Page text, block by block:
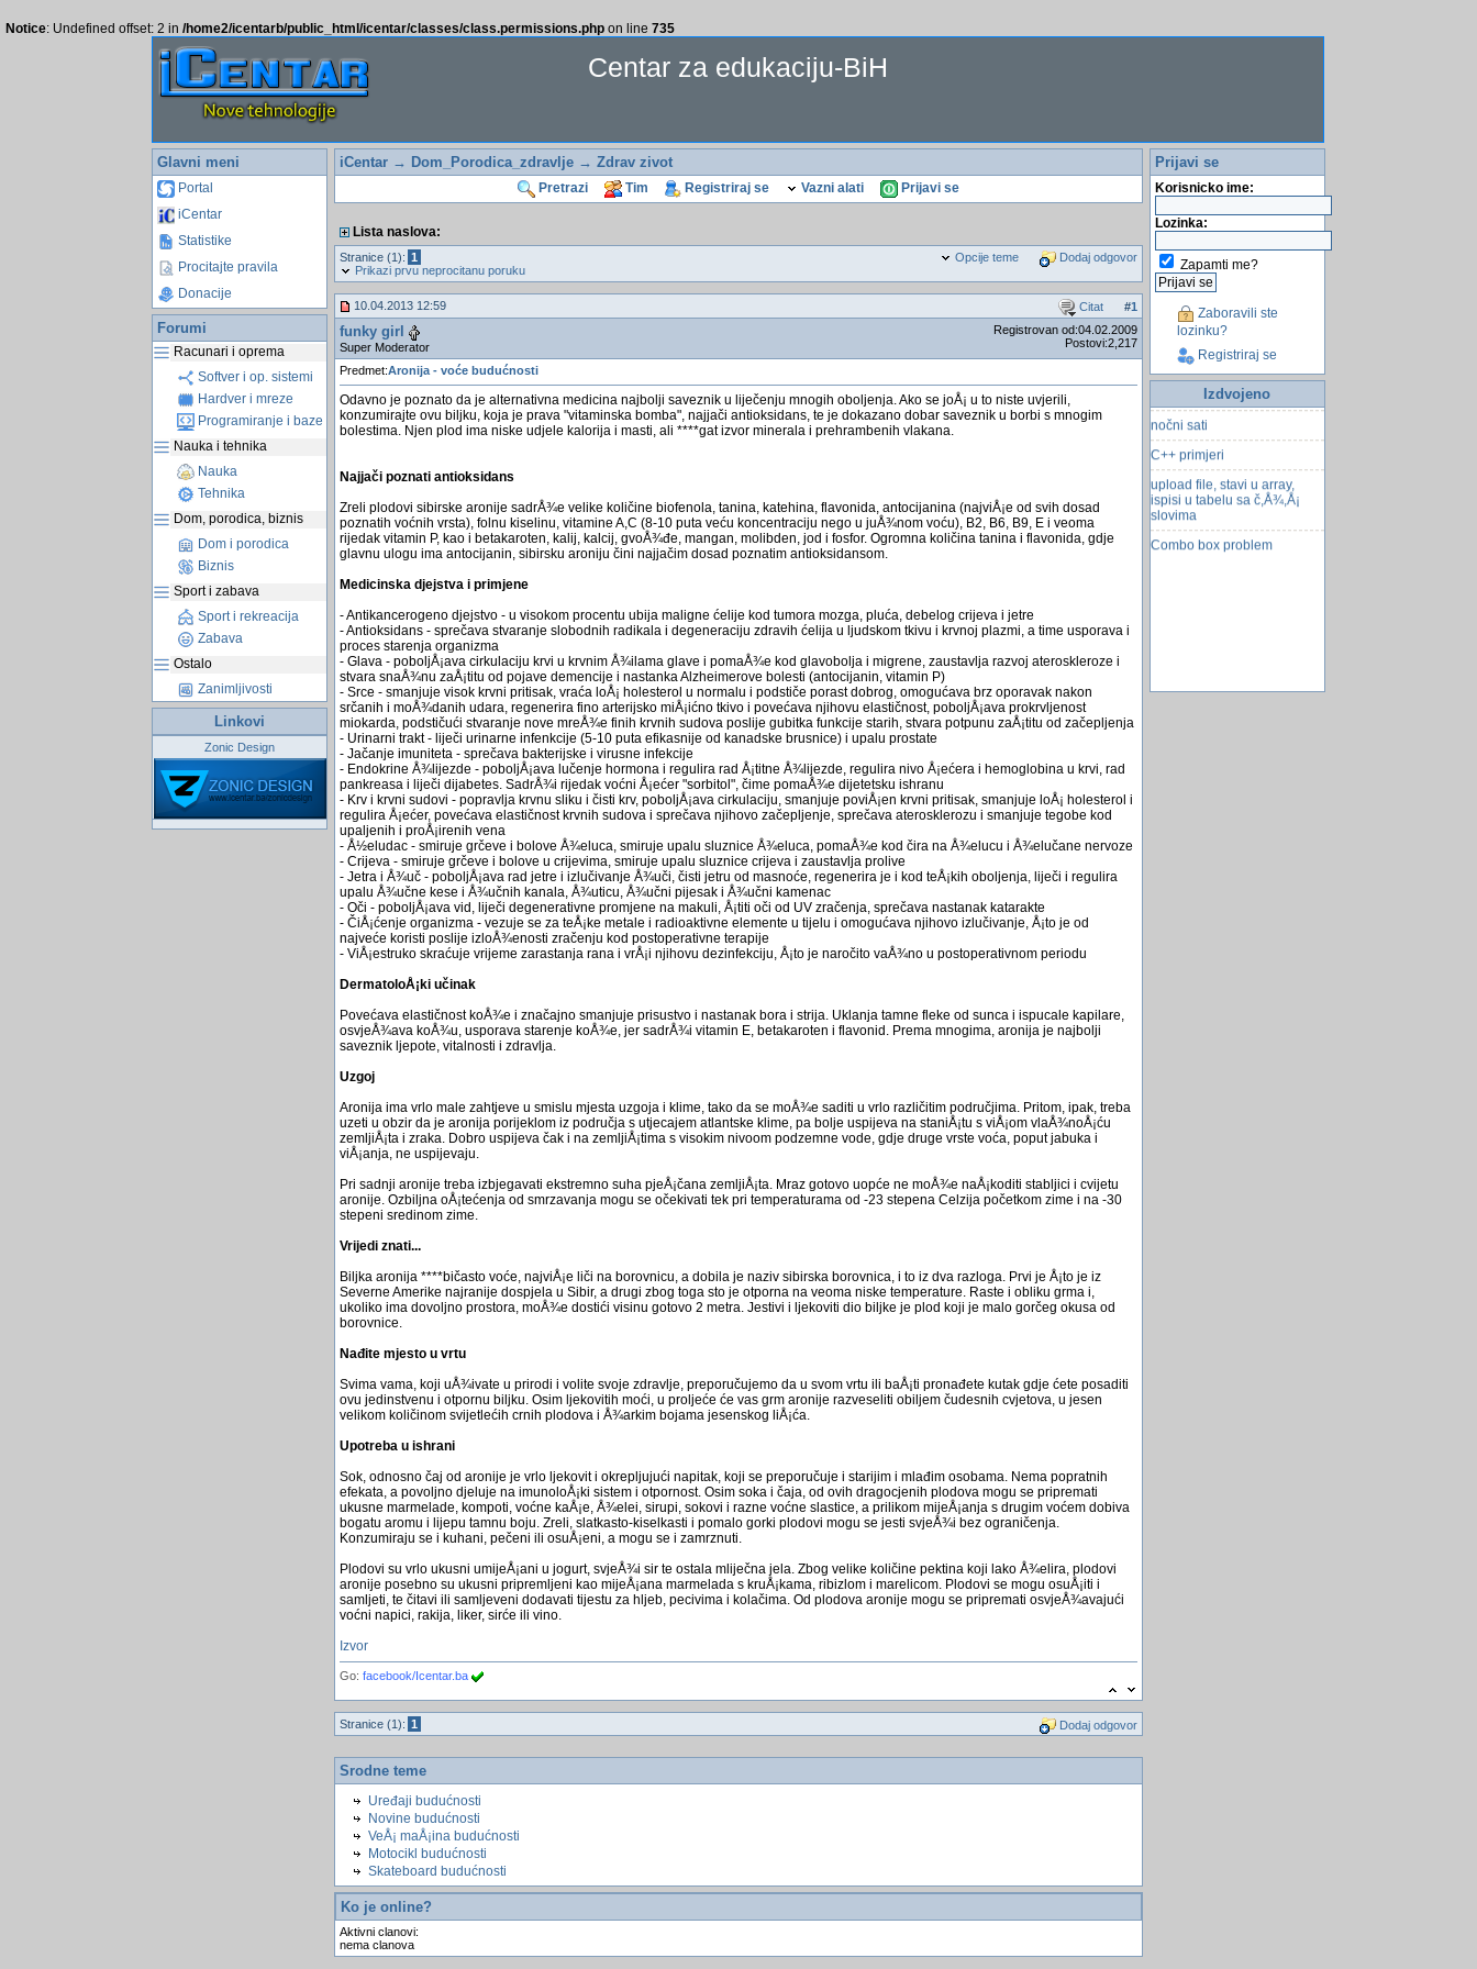
Notice: Undefined offset: 2 in /home2/icentarb/public_html/icentar/classes/class.permissions.php on line 735
Centar za edukaciju-BiH
Glavni meni
Portal
iCentar
Statistike
Procitajte pravila
Donacije
Forumi
Racunari i oprema
Softver i op. sistemi
Hardver i mreze
Programiranje i baze
Nauka i tehnika
Nauka
Tehnika
Dom, porodica, biznis
Dom i porodica
Biznis
Sport i zabava
Sport i rekreacija
Zabava
Ostalo
Zanimljivosti
Linkovi
Zonic Design
iCentar→ Dom_Porodica_zdravlje→ Zdrav zivot
Pretrazi Tim Registriraj se Vazni alati Prijavi se
Lista naslova:
Opcije teme Dodaj odgovor
Stranice (1): 1
Prikazi prvu neprocitanu poruku
Citat #1
10.04.2013 12:59
funky girl
Super Moderator
Registrovan od:04.02.2009
Postovi:2,217
Predmet:Aronija - voće budućnosti
Odavno je poznato da je alternativna medicina najbolji saveznik u liječenju mnogih oboljenja. Ako se joÅ¡ u to niste uvjerili,
konzumirajte ovu biljku, koja je prava "vitaminska bomba", najjači antioksidans, te je dokazano dobar saveznik u borbi s mnogim
bolestima. Njen plod ima niske udjele kalorija i masti, ali ****gat izvor minerala i prehrambenih vlakana.
Najjači poznati antioksidans
Zreli plodovi sibirske aronije sadrÅ¾e velike količine biofenola, tanina, katehina, flavonida, antocijanina (najviÅ¡e od svih dosad
poznatih voćnih vrsta), folnu kiselinu, vitamine A,C (8-10 puta veću koncentraciju nego u juÅ¾nom voću), B2, B6, B9, E i veoma
rijedak vitamin P, kao i betakaroten, kalij, kalcij, gvoÅ¾đe, mangan, molibden, jod i fosfor. Ogromna količina tanina i flavonida, gdje
glavnu ulogu ima antocijanin, sibirsku aroniju čini najjačim dosad poznatim antioksidansom.
Medicinska djejstva i primjene
- Antikancerogeno djejstvo - u visokom procentu ubija maligne ćelije kod tumora mozga, pluća, debelog crijeva i jetre
- Antioksidans - sprečava stvaranje slobodnih radikala i degeneraciju zdravih ćelija u ljudskom tkivu i krvnoj plazmi, a time usporava i
proces starenja organizma
- Glava - poboljÅ¡ava cirkulaciju krvi u krvnim Å¾ilama glave i pomaÅ¾e kod glavobolja i migrene, zaustavlja razvoj ateroskleroze i
stvara snaÅ¾nu zaÅ¡titu od pojave demencije i nastanka Alzheimerove bolesti (antocijanin, vitamin P)
- Srce - smanjuje visok krvni pritisak, vraća loÅ¡ holesterol u normalu i podstiče porast dobrog, omogućava brz oporavak nakon
srčanih i moÅ¾danih udara, regenerira fino arterijsko miÅ¡ićno tkivo i povećava njihovu elastičnost, poboljÅ¡ava prokrvljenost
miokarda, podstičući stvaranje nove mreÅ¾e finih krvnih sudova poslije gubitka funkcije starih, stvara potpunu zaÅ¡titu od začepljenja
- Urinarni trakt - liječi urinarne infenkcije (5-10 puta efikasnije od kanadske brusnice) i upalu prostate
- Jačanje imuniteta - sprečava bakterijske i virusne infekcije
- Endokrine Å¾lijezde - poboljÅ¡ava lučenje hormona i regulira rad Å¡titne Å¾lijezde, regulira nivo Å¡ećera i hemoglobina u krvi, rad
pankreasa i liječi dijabetes. SadrÅ¾i rijedak voćni Å¡ećer "sorbitol", čime pomaÅ¾e dijetetsku ishranu
- Krv i krvni sudovi - popravlja krvnu sliku i čisti krv, poboljÅ¡ava cirkulaciju, smanjuje poviÅ¡en krvni pritisak, smanjuje loÅ¡ holesterol i
regulira Å¡ećer, povećava elastičnost krvnih sudova i sprečava njihovo začepljenje, sprečava aterosklerozu i smanjuje tegobe kod
upaljenih i proÅ¡irenih vena
- Å½eludac - smiruje grčeve i bolove Å¾eluca, smiruje upalu sluznice Å¾eluca, pomaÅ¾e kod čira na Å¾elucu i Å¾elučane nervoze
- Crijeva - smiruje grčeve i bolove u crijevima, smiruje upalu sluznice crijeva i zaustavlja prolive
- Jetra i Å¾uč - poboljÅ¡ava rad jetre i izlučivanje Å¾uči, čisti jetru od masnoće, regenerira je i kod teÅ¡kih oboljenja, liječi i regulira
upalu Å¾učne kese i Å¾učnih kanala, Å¾uticu, Å¾učni pijesak i Å¾učni kamenac
- Oči - poboljÅ¡ava vid, liječi degenerativne promjene na makuli, Å¡titi oči od UV zračenja, sprečava nastanak katarakte
- ČiÅ¡ćenje organizma - vezuje se za teÅ¡ke metale i radioaktivne elemente u tijelu i omogućava njihovo izlučivanje, Å¡to je od
najveće koristi poslije izloÅ¾enosti zračenju kod postoperativne terapije
- ViÅ¡estruko skraćuje vrijeme zarastanja rana i vrÅ¡i njihovu dezinfekciju, Å¡to je naročito vaÅ¾no u postoperativnom periodu
DermatoloÅ¡ki učinak
Povećava elastičnost koÅ¾e i značajno smanjuje prisustvo i nastanak bora i strija. Uklanja tamne fleke od sunca i ispucale kapilare,
osvjeÅ¾ava koÅ¾u, usporava starenje koÅ¾e, jer sadrÅ¾i vitamin E, betakaroten i flavonid. Prema mnogima, aronija je najbolji
saveznik ljepote, vitalnosti i zdravlja.
Uzgoj
Aronija ima vrlo male zahtjeve u smislu mjesta uzgoja i klime, tako da se moÅ¾e saditi u vrlo različitim područjima. Pritom, ipak, treba
uzeti u obzir da je aronija porijeklom iz područja s utjecajem atlantske klime, pa bolje uspijeva na staniÅ¡tu s viÅ¡om vlaÅ¾noÅ¡ću
zemljiÅ¡ta i zraka. Dobro uspijeva čak i na zemljiÅ¡tima s visokim nivoom podzemne vode, gdje druge vrste voća, poput jabuka i
viÅ¡anja, ne uspijevaju.
Pri sadnji aronije treba izbjegavati ekstremno suha pjeÅ¡čana zemljiÅ¡ta. Mraz gotovo uopće ne moÅ¾e naÅ¡koditi stabljici i cvijetu
aronije. Ozbiljna oÅ¡tećenja od smrzavanja mogu se očekivati tek pri temperaturama od -23 stepena Celzija početkom zime i na -30
stepeni sredinom zime.
Vrijedi znati...
Biljka aronija ****bičasto voće, najviÅ¡e liči na borovnicu, a dobila je naziv sibirska borovnica, i to iz dva razloga. Prvi je Å¡to je iz
Severne Amerike najranije dospjela u Sibir, a drugi zbog toga sto je otporna na veoma niske temperature. Raste i obliku grma i,
ukoliko ima dovoljno prostora, moÅ¾e dostići visinu gotovo 2 metra. Jestivi i ljekoviti dio biljke je plod koji je malo gorčeg okusa od
borovnice.
Nađite mjesto u vrtu
Svima vama, koji uÅ¾ivate u prirodi i volite svoje zdravlje, preporučujemo da u svom vrtu ili baÅ¡ti pronađete kutak gdje ćete posaditi
ovu jedinstvenu i otpornu biljku. Osim ljekovitih moći, u proljeće će vas grm aronije razveseliti obiljem čudesnih cvjetova, u jesen
velikom količinom svijetlećih crnih plodova i Å¾arkim bojama jesenskog liÅ¡ća.
Upotreba u ishrani
Sok, odnosno čaj od aronije je vrlo ljekovit i okrepljujući napitak, koji se preporučuje i starijim i mlađim osobama. Nema popratnih
efekata, a povoljno djeluje na imunoloÅ¡ki sistem i otpornost. Osim soka i čaja, od ovih dragocjenih plodova mogu se pripremati
ukusne marmelade, kompoti, voćne kaÅ¡e, Å¾elei, sirupi, sokovi i razne voćne slastice, a prilikom mijeÅ¡anja s drugim voćem dobiva
bogatu aromu i lijepu tamnu boju. Zreli, slatkasto-kiselkasti i pomalo gorki plodovi mogu se jesti svjeÅ¾i bez ograničenja.
Konzumiraju se i kuhani, pečeni ili osuÅ¡eni, a mogu se i zamrznuti.
Plodovi su vrlo ukusni umijeÅ¡ani u jogurt, svjeÅ¾i sir te ostala mliječna jela. Zbog velike količine pektina koji lako Å¾elira, plodovi
aronije posebno su ukusni pripremljeni kao mijeÅ¡ana marmelada s kruÅ¡kama, ribizlom i marelicom. Plodovi se mogu osuÅ¡iti i
samljeti, te čitavi ili samljeveni dodavati tijestu za hljeb, pecivima i kolačima. Od plodova aronije mogu se pripremati osvjeÅ¾avajući
voćni napici, rakija, liker, sirće ili vino.
Izvor
Go: facebook/Icentar.ba
Dodaj odgovor
Stranice (1): 1
Srodne teme
Uređaji budućnosti
Novine budućnosti
VeÅ¡ maÅ¡ina budućnosti
Motocikl budućnosti
Skateboard budućnosti
Ko je online?
Aktivni clanovi:
nema clanova
Prijavi se
Korisnicko ime:
Lozinka:
Zapamti me?
Zaboravili ste
lozinku?
Registriraj se
Izdvojeno
KLS Mail Backup
Otkrili rimsku grobnicu iz 2.
stoljeća
Umrla legendarna glumica
Elizabeth Taylor
ZagorTeNej
Jedanaest zlatnih
finansijskih pravila!
Otvaranje fajla iz access
databaze
nočni sati
C++ primjeri
upload file, stavi u array,
ispisi u tabelu sa č,Å¾,Å¡
slovima
Combo box problem